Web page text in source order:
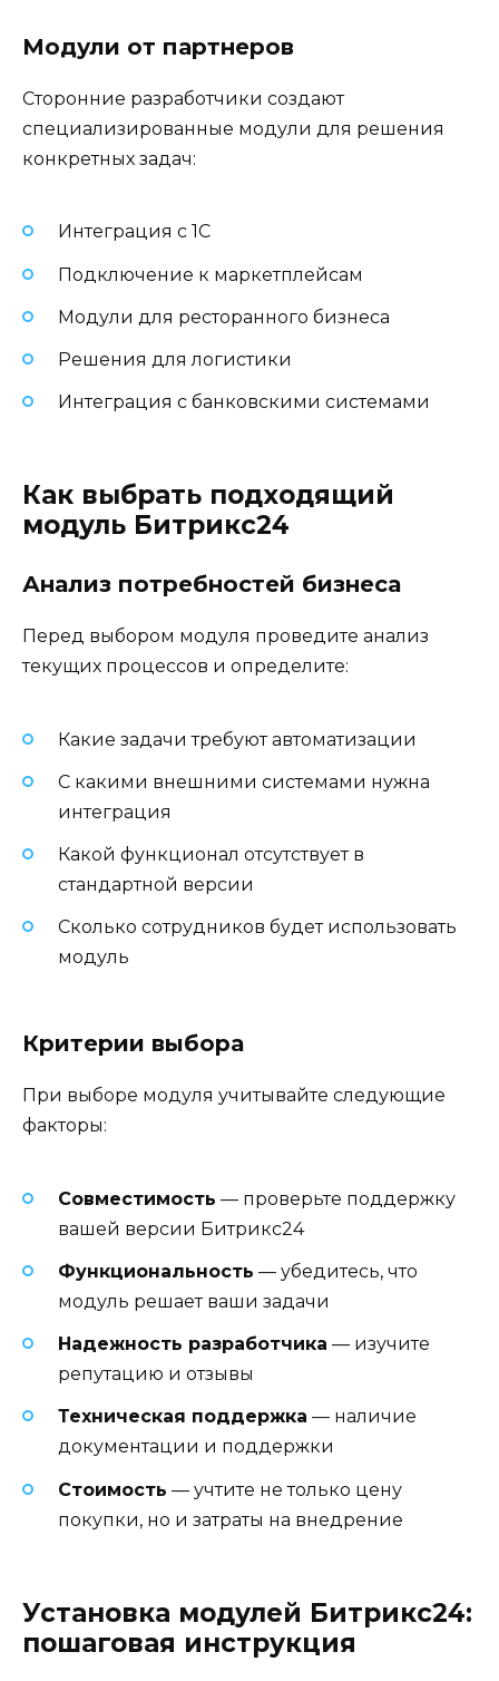
Модули от партнеров
Сторонние разработчики создают
специализированные модули для решения
конкретных задач:
Интеграция с 1С
Подключение к маркетплейсам
Модули для ресторанного бизнеса
Решения для логистики
Интеграция с банковскими системами
Как выбрать подходящий
модуль Битрикс24
Анализ потребностей бизнеса
Перед выбором модуля проведите анализ
текущих процессов и определите:
Какие задачи требуют автоматизации
С какими внешними системами нужна
интеграция
Какой функционал отсутствует в
стандартной версии
Сколько сотрудников будет использовать
модуль
Критерии выбора
При выборе модуля учитывайте следующие
факторы:
Совместимость — проверьте поддержку
вашей версии Битрикс24
Функциональность — убедитесь, что
модуль решает ваши задачи
Надежность разработчика — изучите
репутацию и отзывы
Техническая поддержка — наличие
документации и поддержки
Стоимость — учтите не только цену
покупки, но и затраты на внедрение
Установка модулей Битрикс24:
пошаговая инструкция